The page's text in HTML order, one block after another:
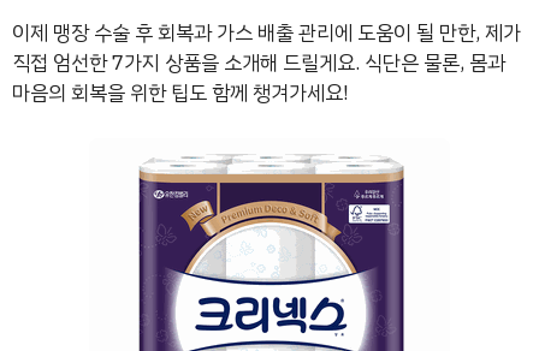
이제 맹장 수술 후 회복과 가스 배출 관리에 도움이 될 만한, 제가
직접 엄선한 7가지 상품을 소개해 드릴게요. 식단은 물론, 몸과
마음의 회복을 위한 팁도 함께 챙겨가세요!